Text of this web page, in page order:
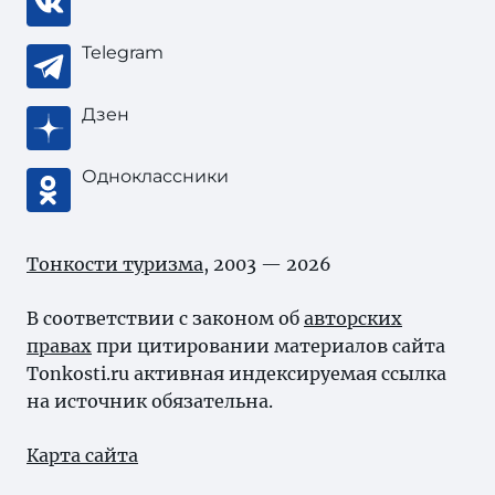
Telegram
Дзен
Одноклассники
Тонкости туризма, 2003 — 2026
В соответствии с законом об авторских
правах при цитировании материалов сайта
Tonkosti.ru активная индексируемая ссылка
на источник обязательна.
Карта сайта